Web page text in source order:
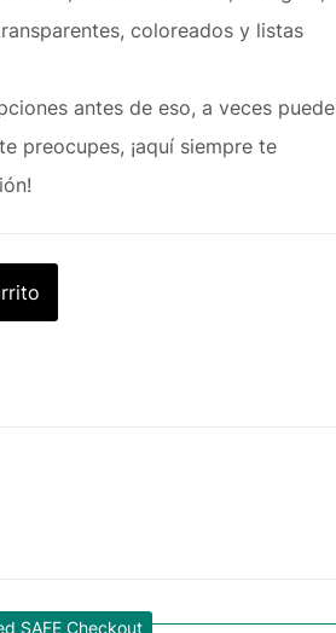
coloreados y listas
antes de eso, a veces puede
preocupes, ¡aquí siempre te
SAFE Checkout